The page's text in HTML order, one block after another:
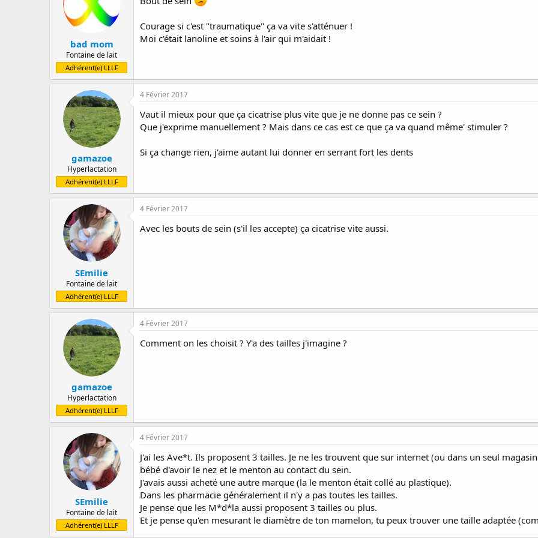
bad mom
Fontaine de lait
Adhérent(e) LLLF
Courage si c'est "traumatique" ça va vite s'atténuer !
Moi c'était lanoline et soins à l'air qui m'aidait !
gamazoe
Hyperlactation
Adhérent(e) LLLF
4 Février 2017
Vaut il mieux pour que ça cicatrise plus vite que je ne donne pas ce sein ?
Que j'exprime manuellement ? Mais dans ce cas est ce que ça va quand même' stimuler ?
Si ça change rien, j'aime autant lui donner en serrant fort les dents
SEmilie
Fontaine de lait
Adhérent(e) LLLF
4 Février 2017
Avec les bouts de sein (s'il les accepte) ça cicatrise vite aussi.
gamazoe
Hyperlactation
Adhérent(e) LLLF
4 Février 2017
Comment on les choisit ? Y'a des tailles j'imagine ?
SEmilie
Fontaine de lait
Adhérent(e) LLLF
4 Février 2017
J'ai les Ave*t. Ils proposent 3 tailles. Je ne les trouvent que sur internet (ou dans un seul
bébé d'avoir le nez et le menton au contact du sein.
J'avais aussi acheté une autre marque (la le menton était collé au plastique).
Dans les pharmacie généralement il n'y a pas toutes les tailles.
Je pense que les M*d*la aussi proposent 3 tailles ou plus.
Et je pense qu'en mesurant le diamètre de ton mamelon, tu peux trouver une taille adaptée